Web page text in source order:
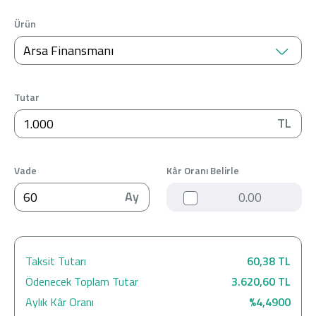
Ürün
Arsa Finansmanı
Tutar
TL
Vade
Ay
Kâr Oranı Belirle
Kar Oranı